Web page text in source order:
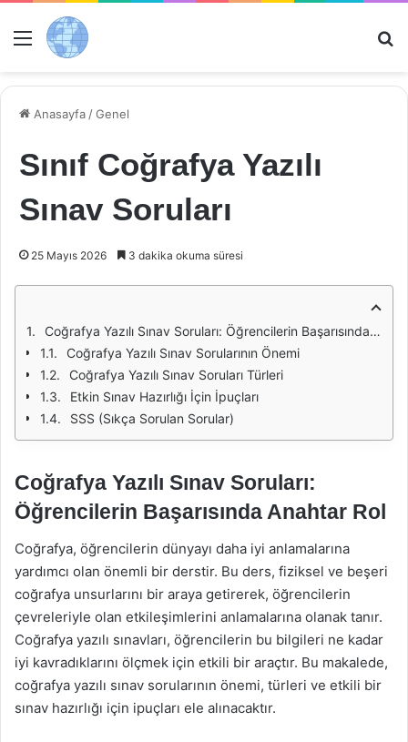
Menü
Anasayfa /Genel
Sınıf Coğrafya Yazılı
Sınav Soruları
25 Mayıs 2026 3 dakika okuma süresi
Coğrafya Yazılı Sınav Soruları: Öğrencilerin Başarısında Anahtar Rol
Coğrafya Yazılı Sınav Sorularının Önemi
Coğrafya Yazılı Sınav Soruları Türleri
Etkin Sınav Hazırlığı İçin İpuçları
SSS (Sıkça Sorulan Sorular)
Coğrafya Yazılı Sınav Soruları:
Öğrencilerin Başarısında Anahtar Rol
Coğrafya, öğrencilerin dünyayı daha iyi anlamalarına
yardımcı olan önemli bir derstir. Bu ders, fiziksel ve beşeri
coğrafya unsurlarını bir araya getirerek, öğrencilerin
çevreleriyle olan etkileşimlerini anlamalarına olanak tanır.
Coğrafya yazılı sınavları, öğrencilerin bu bilgileri ne kadar
iyi kavradıklarını ölçmek için etkili bir araçtır. Bu makalede,
coğrafya yazılı sınav sorularının önemi, türleri ve etkili bir
sınav hazırlığı için ipuçları ele alınacaktır.